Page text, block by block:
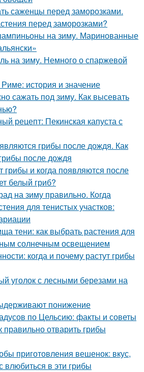
саженцы перед заморозками.
перед заморозками?
на зиму. Маринованные
на зиму. Немного о спаржевой
история и значение
сажать под зиму. Как высевать
рецепт: Пекинская капуста с
грибы после дождя. Как
после дождя
грибы и когда появляются после
белый гриб?
на зиму правильно. Когда
для тенистых участков:
тени: как выбрать растения для
солнечным освещением
когда и почему растут грибы
уголок с лесными березами на
понижение
по Цельсию: факты и советы
отварить грибы
приготовления вешенок: вкус,
влюбиться в эти грибы